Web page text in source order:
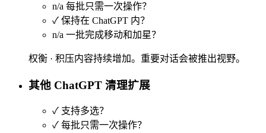
n/a 每批只需一次操作？
✓ 保持在 ChatGPT 内？
n/a 一批完成移动和加星？
权衡 · 积压内容持续增加。重要对话会被推出视野。
其他 ChatGPT 清理扩展
✓ 支持多选？
✓ 每批只需一次操作？